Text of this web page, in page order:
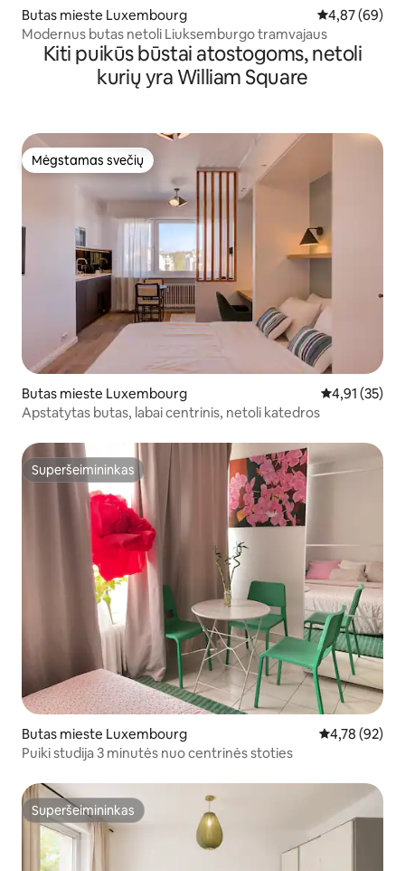
Butas mieste Luxembourg Vidutinis
4,87 (69)
Modernus butas netoli Liuksemburgo tramvajaus
Kiti puikūs būstai atostogoms, netoli
kurių yra William Square
Mėgstamas svečių
Mėgstamas svečių
Butas mieste Luxembourg Vidutinis
4,91 (35)
Apstatytas butas, labai centrinis, netoli katedros
Superšeimininkas
Superšeimininkas
Butas mieste Luxembourg Vidutinis
4,78 (92)
Puiki studija 3 minutės nuo centrinės stoties
Superšeimininkas
Superšeimininkas